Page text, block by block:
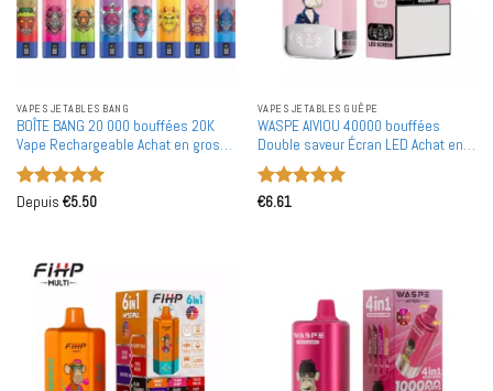
VAPES JETABLES BANG
BOÎTE BANG 20 000 bouffées 20K
Vape Rechargeable Achat en gros
Vape jetable en gros
Note 5sur
Depuis €5.50
VAPES JETABLES GUÊPE
WASPE AIVIOU 40000 bouffées
Double saveur Écran LED Achat en
gros Vapes jetables rechargeables
en gros
Note
€6.61